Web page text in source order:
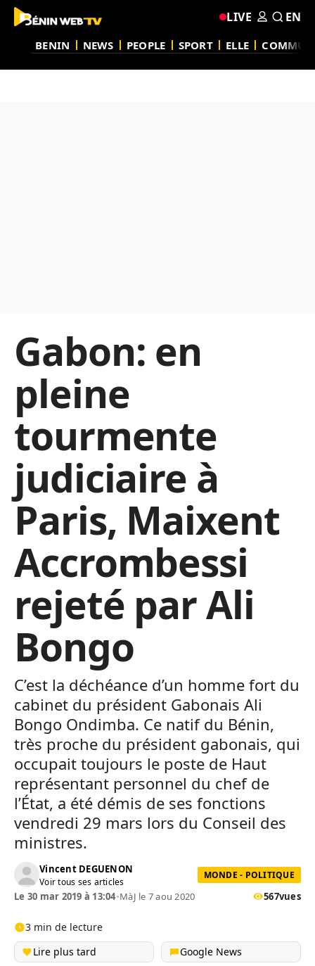
BENIN NEWS PEOPLE SPORT ELLE
LIVE EN
Gabon: en
pleine
tourmente
judiciaire à
Paris, Maixent
Accrombessi
rejeté par Ali
Bongo
C’est la déchéance d’un homme fort du
cabinet du président Gabonais Ali
Bongo Ondimba. Ce natif du Bénin,
très proche du président gabonais, qui
occupait toujours le poste de Haut
représentant personnel du chef de
l’État, a été démis de ses fonctions
vendredi 29 mars lors du Conseil des
ministres.
Vincent DEGUENON
Voir tous ses articles
MONDE - POLITIQUE
Le 30 mar 2019 à 13:04•MàJ le 7 aou 2020 567vues
3 min de lecture
Lire plus tard
Google News